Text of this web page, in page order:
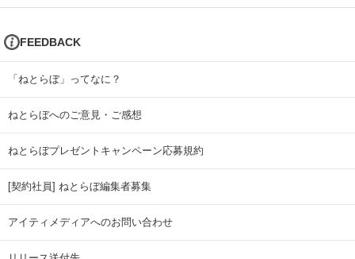
FEEDBACK
「ねとらぼ」ってなに？
ねとらぼへのご意見・ご感想
ねとらぼプレゼントキャンペーン応募規約
[契約社員] ねとらぼ編集者募集
アイティメディアへのお問い合わせ